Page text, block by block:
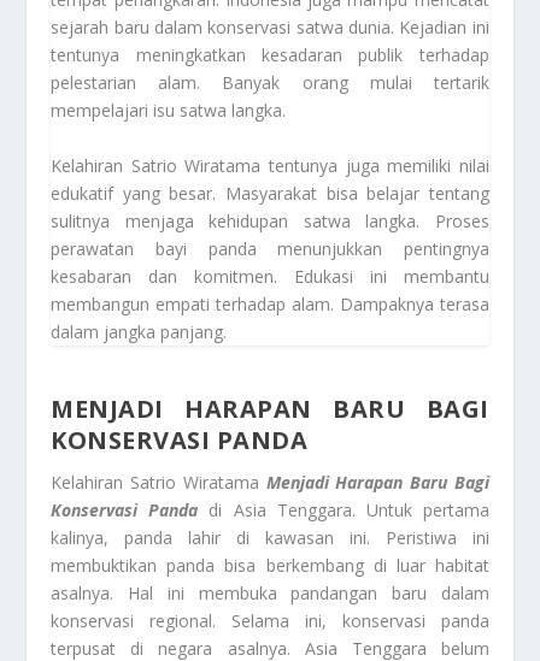
sejarah baru dalam konservasi satwa dunia. Kejadian ini
tentunya meningkatkan kesadaran publik terhadap
pelestarian alam. Banyak orang mulai tertarik
mempelajari isu satwa langka.
Kelahiran Satrio Wiratama tentunya juga memiliki nilai
edukatif yang besar. Masyarakat bisa belajar tentang
sulitnya menjaga kehidupan satwa langka. Proses
perawatan bayi panda menunjukkan pentingnya
kesabaran dan komitmen. Edukasi ini membantu
membangun empati terhadap alam. Dampaknya terasa
dalam jangka panjang.
MENJADI HARAPAN BARU BAGI
KONSERVASI PANDA
Kelahiran Satrio Wiratama Menjadi Harapan Baru Bagi
Konservasi Panda di Asia Tenggara. Untuk pertama
kalinya, panda lahir di kawasan ini. Peristiwa ini
membuktikan panda bisa berkembang di luar habitat
asalnya. Hal ini membuka pandangan baru dalam
konservasi regional. Selama ini, konservasi panda
terpusat di negara asalnya. Asia Tenggara belum